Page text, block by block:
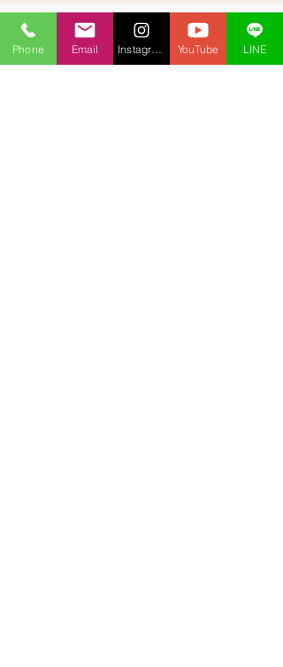
Phone Email YouTube LINE